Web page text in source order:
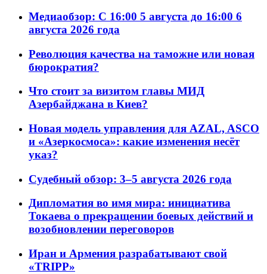
Медиаобзор: С 16:00 5 августа до 16:00 6
августа 2026 года
Революция качества на таможне или новая
бюрократия?
Что стоит за визитом главы МИД
Азербайджана в Киев?
Новая модель управления для AZAL, ASCO
и «Азеркосмоса»: какие изменения несёт
указ?
Судебный обзор: 3–5 августа 2026 года
Дипломатия во имя мира: инициатива
Токаева о прекращении боевых действий и
возобновлении переговоров
Иран и Армения разрабатывают свой
«TRIPP»